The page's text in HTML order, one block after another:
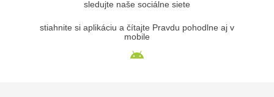
sledujte naše sociálne siete
stiahnite si aplikáciu a čítajte Pravdu pohodlne aj v
mobile